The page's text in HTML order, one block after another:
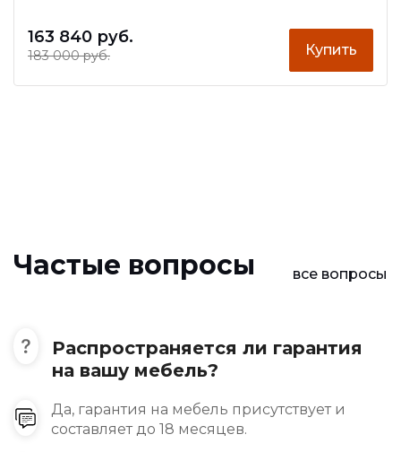
163 840 руб.
183 000 руб. Купить
Частые вопросы все вопросы
Распространяется ли гарантия
на вашу мебель?
Да, гарантия на мебель присутствует и
составляет до 18 месяцев.